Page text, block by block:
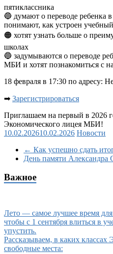
пятиклассника
🔵 думают о переводе ребенка
понимают, как устроен
🟠 хотят узнать больше о
школах
🔵 задумываются о переводе
МБИ и хотят познакомиться с
18 февраля в 17:30 по адресу:
➡ Зарегистрироваться
Приглашаем на первый в 2026
Экономического лицея МБИ!
10.02.202610.02.2026 Новости
← Как успешно сдать
День памяти Александра
Важное
Лето — самое лучшее время
чтобы с 1 сентября влиться в
упустить.
Рассказываем, в каких классах
свободные места: